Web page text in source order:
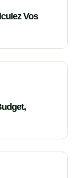
Vos